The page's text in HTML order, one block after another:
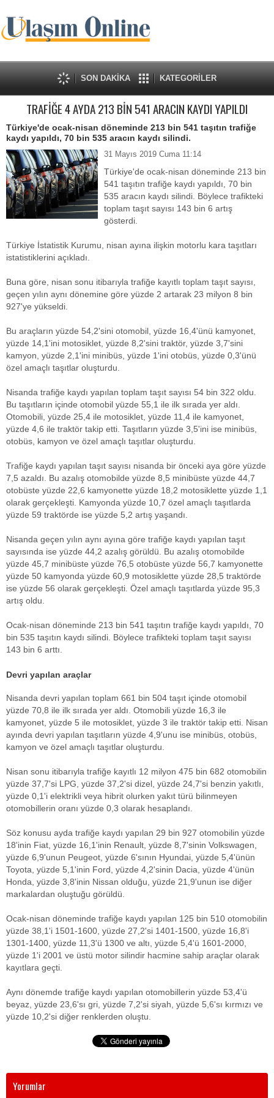
SON DAKİKA KATEGORİLER
TRAFİĞE 4 AYDA 213 BİN 541 ARACIN KAYDI YAPILDI
Türkiye'de ocak-nisan döneminde 213 bin 541 taşıtın trafiğe
kaydı yapıldı, 70 bin 535 aracın kaydı silindi.
31 Mayıs 2019 Cuma 11:14
Türkiye'de ocak-nisan döneminde 213 bin
541 taşıtın trafiğe kaydı yapıldı, 70 bin
535 aracın kaydı silindi. Böylece trafikteki
toplam taşıt sayısı 143 bin 6 artış
gösterdi.
Türkiye İstatistik Kurumu, nisan ayına ilişkin motorlu kara taşıtları
istatistiklerini açıkladı.
Buna göre, nisan sonu itibarıyla trafiğe kayıtlı toplam taşıt sayısı,
geçen yılın aynı dönemine göre yüzde 2 artarak 23 milyon 8 bin
927'ye yükseldi.
Bu araçların yüzde 54,2'sini otomobil, yüzde 16,4'ünü kamyonet,
yüzde 14,1'ini motosiklet, yüzde 8,2'sini traktör, yüzde 3,7'sini
kamyon, yüzde 2,1'ini minibüs, yüzde 1'ini otobüs, yüzde 0,3'ünü
özel amaçlı taşıtlar oluşturdu.
Nisanda trafiğe kaydı yapılan toplam taşıt sayısı 54 bin 322 oldu.
Bu taşıtların içinde otomobil yüzde 55,1 ile ilk sırada yer aldı.
Otomobili, yüzde 25,4 ile motosiklet, yüzde 11,4 ile kamyonet,
yüzde 4,6 ile traktör takip etti. Taşıtların yüzde 3,5'ini ise minibüs,
otobüs, kamyon ve özel amaçlı taşıtlar oluşturdu.
Trafiğe kaydı yapılan taşıt sayısı nisanda bir önceki aya göre yüzde
7,5 azaldı. Bu azalış otomobilde yüzde 8,5 minibüste yüzde 44,7
otobüste yüzde 22,6 kamyonette yüzde 18,2 motosiklette yüzde 1,1
olarak gerçekleşti. Kamyonda yüzde 10,7 özel amaçlı taşıtlarda
yüzde 59 traktörde ise yüzde 5,2 artış yaşandı.
Nisanda geçen yılın aynı ayına göre trafiğe kaydı yapılan taşıt
sayısında ise yüzde 44,2 azalış görüldü. Bu azalış otomobilde
yüzde 45,7 minibüste yüzde 76,5 otobüste yüzde 56,7 kamyonette
yüzde 50 kamyonda yüzde 60,9 motosiklette yüzde 28,5 traktörde
ise yüzde 56 olarak gerçekleşti. Özel amaçlı taşıtlarda yüzde 95,3
artış oldu.
Ocak-nisan döneminde 213 bin 541 taşıtın trafiğe kaydı yapıldı, 70
bin 535 taşıtın kaydı silindi. Böylece trafikteki toplam taşıt sayısı
143 bin 6 arttı.
Devri yapılan araçlar
Nisanda devri yapılan toplam 661 bin 504 taşıt içinde otomobil
yüzde 70,8 ile ilk sırada yer aldı. Otomobili yüzde 16,3 ile
kamyonet, yüzde 5 ile motosiklet, yüzde 3 ile traktör takip etti. Nisan
ayında devri yapılan taşıtların yüzde 4,9'unu ise minibüs, otobüs,
kamyon ve özel amaçlı taşıtlar oluşturdu.
Nisan sonu itibarıyla trafiğe kayıtlı 12 milyon 475 bin 682 otomobilin
yüzde 37,7'si LPG, yüzde 37,2'si dizel, yüzde 24,7'si benzin yakıtlı,
yüzde 0,1'i elektrikli veya hibrit olurken yakıt türü bilinmeyen
otomobillerin oranı yüzde 0,3 olarak hesaplandı.
Söz konusu ayda trafiğe kaydı yapılan 29 bin 927 otomobilin yüzde
18'inin Fiat, yüzde 16,1'inin Renault, yüzde 8,7'sinin Volkswagen,
yüzde 6,9'unun Peugeot, yüzde 6'sının Hyundai, yüzde 5,4'ünün
Toyota, yüzde 5,1'inin Ford, yüzde 4,2'sinin Dacia, yüzde 4'ünün
Honda, yüzde 3,8'inin Nissan olduğu, yüzde 21,9'unun ise diğer
markalardan oluştuğu görüldü.
Ocak-nisan döneminde trafiğe kaydı yapılan 125 bin 510 otomobilin
yüzde 38,1'i 1501-1600, yüzde 27,2'si 1401-1500, yüzde 16,8'i
1301-1400, yüzde 11,3'ü 1300 ve altı, yüzde 5,4'ü 1601-2000,
yüzde 1'i 2001 ve üstü motor silindir hacmine sahip araçlar olarak
kayıtlara geçti.
Aynı dönemde trafiğe kaydı yapılan otomobillerin yüzde 53,4'ü
beyaz, yüzde 23,6'sı gri, yüzde 7,2'si siyah, yüzde 5,6'sı kırmızı ve
yüzde 10,2'si diğer renklerden oluştu.
Yorumlar